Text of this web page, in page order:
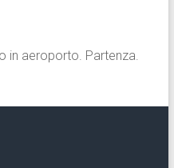
in aeroporto. Partenza.